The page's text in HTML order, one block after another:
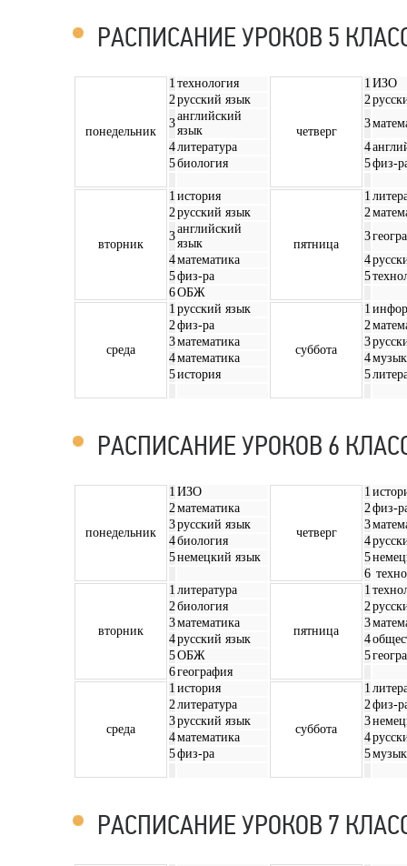
РАСПИСАНИЕ УРОКОВ 5
понедельник
1 технология
четверг
1 ИЗО
2русский язык 2
3
английский
язык
3
4литература 4
5биология 5физ-
вторник
1 история
пятница
1
2русский язык 2
3
английский
язык
3
4математика 4
5физ-ра 5
6ОБЖ
среда
1 русский язык
суббота
1
2физ-ра 2
3математика 3
4математика 4
5история 5
РАСПИСАНИЕ УРОКОВ 6
понедельник
1 ИЗО
четверг
1
2математика 2физ-
3русский язык 3
4биология 4
5немецкий язык 5
6
вторник
1 литература
пятница
1
2биология 2
3математика 3
4русский язык 4
5ОБЖ 5
6география
среда
1 история
суббота
1
2литература 2физ-
3русский язык 3
4математика 4
5физ-ра 5
РАСПИСАНИЕ УРОКОВ 7